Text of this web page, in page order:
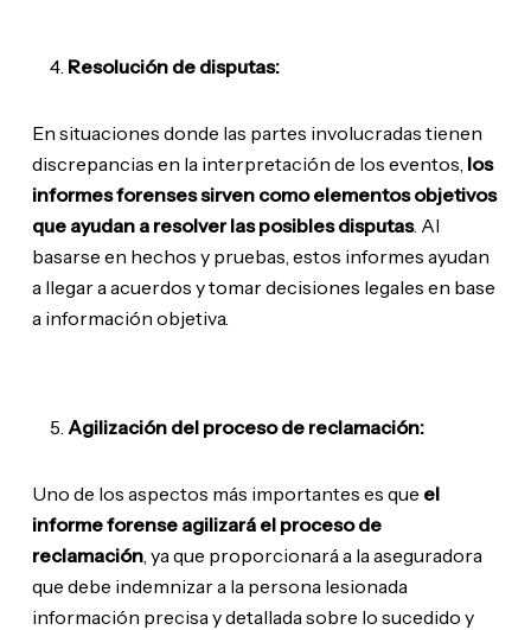
Resolución de disputas:
En situaciones donde las partes involucradas tienen
discrepancias en la interpretación de los eventos, los
informes forenses sirven como elementos objetivos
que ayudan a resolver las posibles disputas. Al
basarse en hechos y pruebas, estos informes ayudan
a llegar a acuerdos y tomar decisiones legales en base
a información objetiva.
Agilización del proceso de reclamación:
Uno de los aspectos más importantes es que el
informe forense agilizará el proceso de
reclamación, ya que proporcionará a la aseguradora
que debe indemnizar a la persona lesionada
información precisa y detallada sobre lo sucedido y